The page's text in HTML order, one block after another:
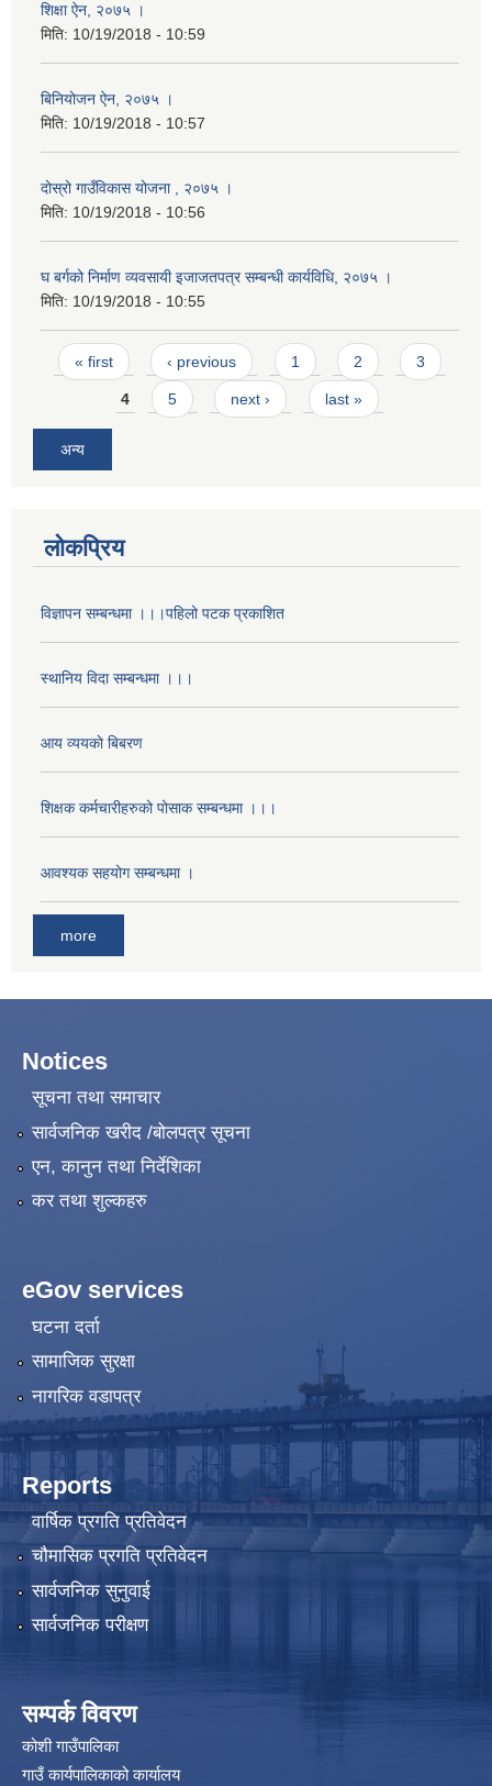
शिक्षा ऐन, २०७५ ।
मिति: 10/19/2018 - 10:59
बिनियोजन ऐन, २०७५ ।
मिति: 10/19/2018 - 10:57
दोस्रो गाउँविकास योजना , २०७५ ।
मिति: 10/19/2018 - 10:56
घ बर्गको निर्माण व्यवसायी इजाजतपत्र सम्बन्धी कार्यविधि, २०७५ ।
मिति: 10/19/2018 - 10:55
Pages
« first ‹ previous 1 2 3
4 5 next › last »
अन्य
लोकप्रिय
विज्ञापन सम्बन्धमा ।।।पहिलो पटक प्रकाशित
स्थानिय विदा सम्बन्धमा ।।।
आय व्ययकाे बिबरण
शिक्षक कर्मचारीहरुको पोसाक सम्बन्धमा ।।।
आवश्यक सहयोग सम्बन्धमा ।
more
Notices
सूचना तथा समाचार
सार्वजनिक खरीद /बोलपत्र सूचना
एन, कानुन तथा निर्देशिका
कर तथा शुल्कहरु
eGov services
घटना दर्ता
सामाजिक सुरक्षा
नागरिक वडापत्र
Reports
वार्षिक प्रगति प्रतिवेदन
चौमासिक प्रगति प्रतिवेदन
सार्वजनिक सुनुवाई
सार्वजनिक परीक्षण
सम्पर्क विवरण
कोशी गाउँपालिका
गाउँ कार्यपालिकाको कार्यालय